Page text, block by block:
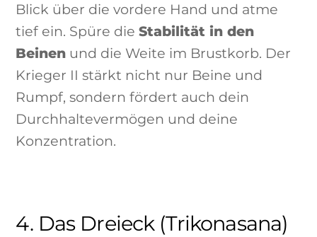
Blick über die vordere Hand und atme
tief ein. Spüre dieStabilität in den
Beinen und die Weite im Brustkorb. Der
Krieger II stärkt nicht nur Beine und
Rumpf, sondern fördert auch dein
Durchhaltevermögen und deine
Konzentration.
4. Das Dreieck (Trikonasana)